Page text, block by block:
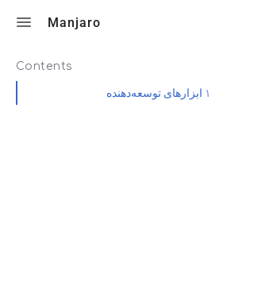
Manjaro
Contents
۱ ابزارهای توسعه‌دهنده